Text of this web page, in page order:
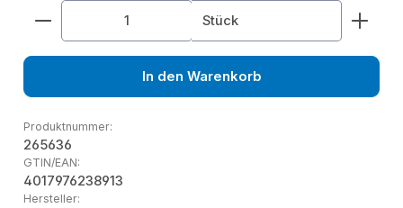
Produkt Anzahl: Gib den gewünschten Wert
Stück
In den Warenkorb
Produktnummer:
265636
GTIN/EAN:
4017976238913
Hersteller: